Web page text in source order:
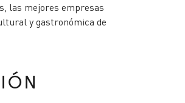
las mejores empresas
y gastronómica de